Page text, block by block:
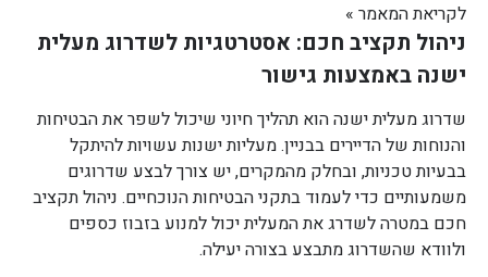
לקריאת המאמר »
ניהול תקציב חכם: אסטרטגיות לשדרוג מעלית
ישנה באמצעות גישור
שדרוג מעלית ישנה הוא תהליך חיוני שיכול לשפר את הבטיחות
והנוחות של הדיירים בבניין. מעליות ישנות עשויות להיתקל
בבעיות טכניות, ובחלק מהמקרים, יש צורך לבצע שדרוגים
משמעותיים כדי לעמוד בתקני הבטיחות הנוכחיים. ניהול תקציב
חכם במטרה לשדרג את המעלית יכול למנוע בזבוז כספים
ולוודא שהשדרוג מתבצע בצורה יעילה.